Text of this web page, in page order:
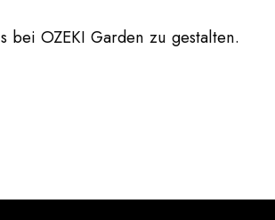
bei OZEKI Garden zu gestalten.